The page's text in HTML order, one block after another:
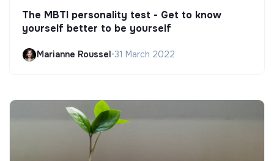
The MBTI personality test - Get to know
yourself better to be yourself
Marianne Roussel•31 March 2022